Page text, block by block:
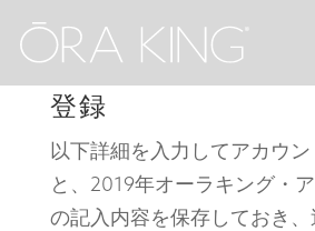
登録
以下詳細を入力してアカウ
と、2019年オーラキング・
の記入内容を保存しておき